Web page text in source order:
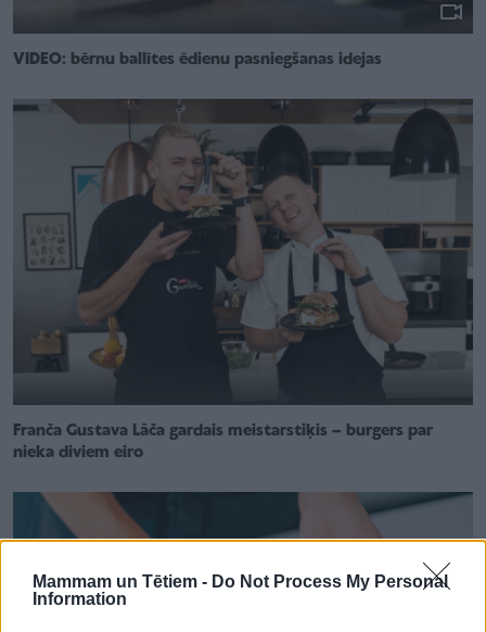
Mammam un Tētiem - Do Not Process My Personal
Information
VIDEO: bērnu ballītes ēdienu pasniegšanas idejas
Franča Gustava Lāča gardais meistarstiķis – burgers par
nieka diviem eiro